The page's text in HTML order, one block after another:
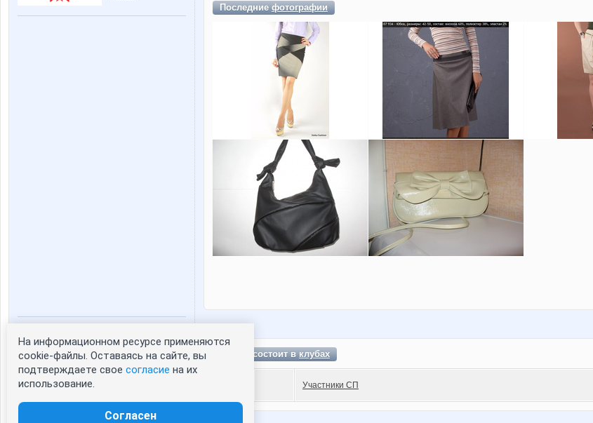
Статистика портрета:
сейчас просматривают портрет - 0
зарегистрированные пользователи
посетившие портрет за 7 дней - 0
Последниефотографии
ElMina состоит вклубах
Участники СП
На информационном ресурсе применяются
cookie-файлы. Оставаясь на сайте, вы
подтверждаете свое согласие на их
использование.
Согласен